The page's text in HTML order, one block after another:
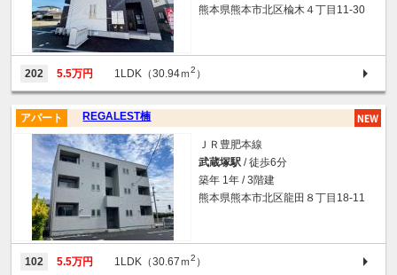
熊本県熊本市北区楡木４丁目11-30
202 5.5万円 1LDK（30.94ｍ2 ）
REGALEST楠
アパート
ＪＲ豊肥本線
武蔵塚駅 / 徒歩6分
築年 1年 / 3階建
熊本県熊本市北区龍田８丁目18-11
102 5.5万円 1LDK（30.67ｍ2 ）